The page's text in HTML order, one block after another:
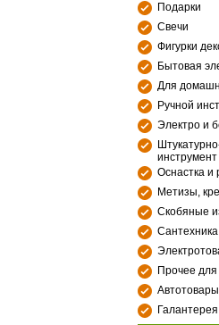
Подарки
Свечи
Фигурки
Бытовая
Для
Ручной
Электро и
инструмент
Оснастка и
Метизы,
Скобяные
Сантехника
Прочее